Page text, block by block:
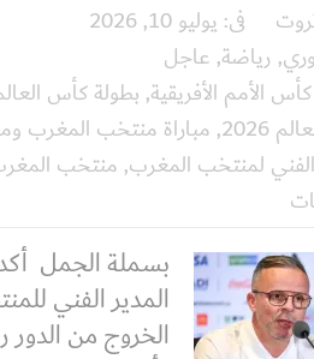
فى: يوليو 10, 2026
, رياضة, عاجل
الأمم الأفريقية, بطولة كأس العالم
2026
, مباراة منتخب المغرب
لمنتخب المغرب, منتخب
بسملة الجمل
المدير الفني
الخروج من الدور